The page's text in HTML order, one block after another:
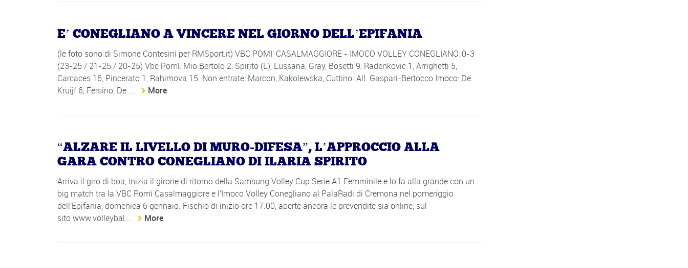
E’ CONEGLIANO A VINCERE NEL GIORNO DELL’EPIFANIA
(le foto sono di Simone Contesini per RMSport.it) VBC POMI' CASALMAGGIORE - IMOCO VOLLEY CONEGLIANO: 0-3
(23-25 / 21-25 / 20-25) Vbc Pomì: Mio Bertolo 2, Spirito (L), Lussana, Gray, Bosetti 9, Radenkovic 1, Arrighetti 5,
Carcaces 16, Pincerato 1, Rahimova 15. Non entrate: Marcon, Kakolewska, Cuttino. All. Gaspari-Bertocco Imoco: De
Kruijf 6, Fersino, De ...
More
“ALZARE IL LIVELLO DI MURO-DIFESA”, L’APPROCCIO ALLA
GARA CONTRO CONEGLIANO DI ILARIA SPIRITO
Arriva il giro di boa, inizia il girone di ritorno della Samsung Volley Cup Serie A1 Femminile e lo fa alla grande con un
big match tra la VBC Pomì Casalmaggiore e l'Imoco Volley Conegliano al PalaRadi di Cremona nel pomeriggio
dell'Epifania, domenica 6 gennaio. Fischio di inizio ore 17.00, aperte ancora le prevendite sia online, sul
sito www.volleybal...
More